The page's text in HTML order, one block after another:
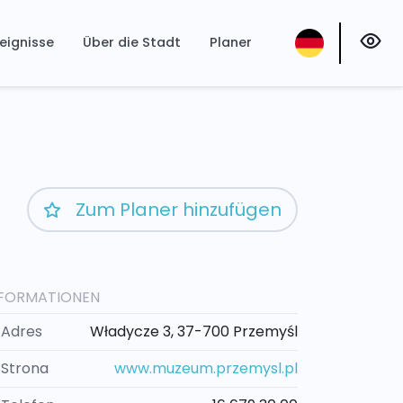
Über die Stadt Planer
Zum Planer hinzufügen
Adres
Władycze 3, 37-700 Przemyśl
Strona
www.muzeum.przemysl.pl